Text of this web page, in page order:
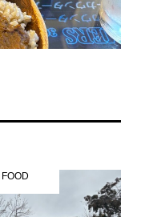
FOOD